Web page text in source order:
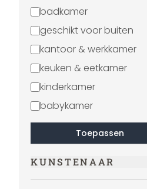
badkamer
geschikt voor buiten
kantoor & werkkamer
keuken & eetkamer
kinderkamer
babykamer
Toepassen
KUNSTENAAR